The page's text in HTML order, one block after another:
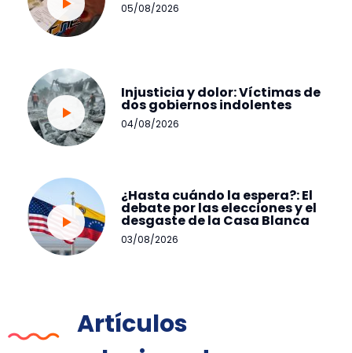
05/08/2026
Injusticia y dolor: Víctimas de
dos gobiernos indolentes
04/08/2026
¿Hasta cuándo la espera?: El
debate por las elecciones y el
desgaste de la Casa Blanca
03/08/2026
Artículos